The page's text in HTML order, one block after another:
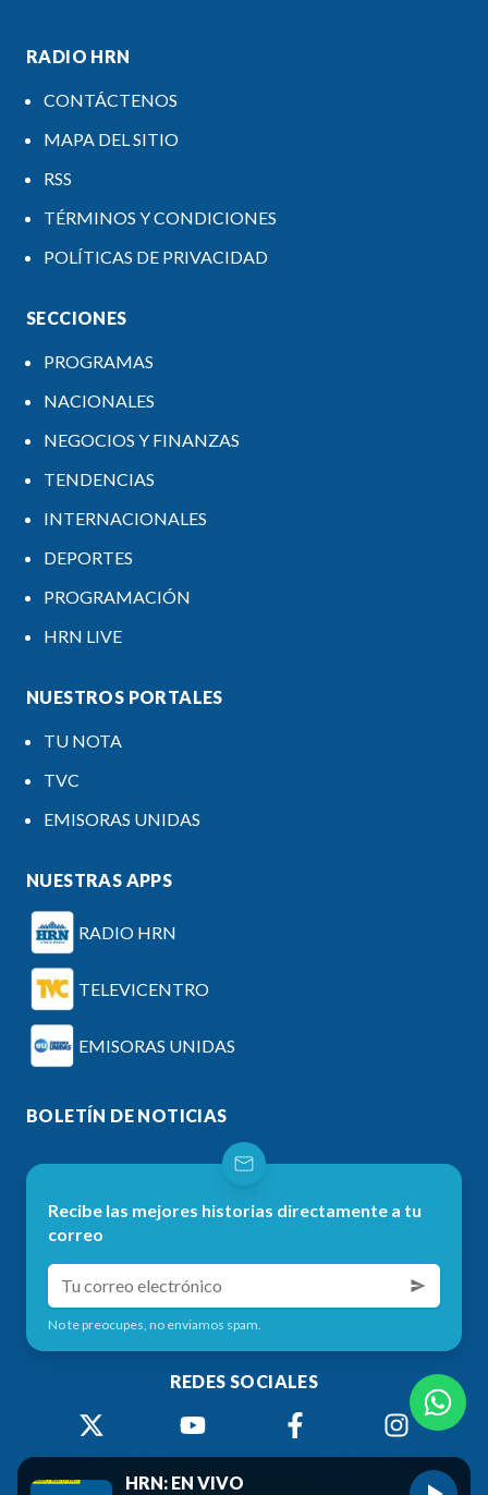
RADIO HRN
CONTÁCTENOS
MAPA DEL SITIO
RSS
TÉRMINOS Y CONDICIONES
POLÍTICAS DE PRIVACIDAD
SECCIONES
PROGRAMAS
NACIONALES
NEGOCIOS Y FINANZAS
TENDENCIAS
INTERNACIONALES
DEPORTES
PROGRAMACIÓN
HRN LIVE
NUESTROS PORTALES
TU NOTA
TVC
EMISORAS UNIDAS
NUESTRAS APPS
RADIO HRN
TELEVICENTRO
EMISORAS UNIDAS
BOLETÍN DE NOTICIAS
Recibe las mejores historias directamente a tu
correo
No te preocupes, no enviamos spam.
REDES SOCIALES
HRN: EN VIVO